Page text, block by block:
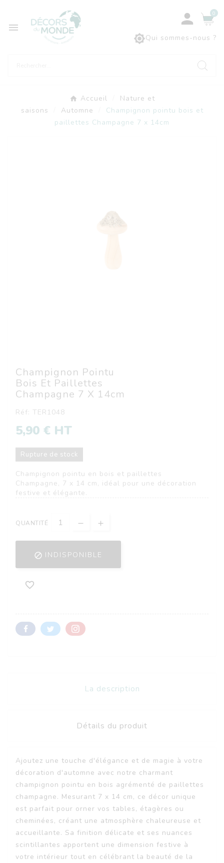

Qui sommes-nous ?
 0
Accueil
Nature et
saisons
Automne
Champignon pointu bois et
paillettes Champagne 7 x 14cm
Champignon Pointu
Bois Et Paillettes
Champagne 7 X 14cm
Réf: TER1048
5,90 € HT
Rupture de stock
Champignon pointu en bois et paillettes
Champagne, 7 x 14 cm, idéal pour une décoration
festive et élégante.
QUANTITÉ
 INDISPONIBLE

La description
Détails du produit
Ajoutez une touche d'élégance et de magie à votre
décoration d'automne avec notre charmant
champignon pointu en bois agrémenté de paillettes
champagne. Mesurant 7 x 14 cm, ce décor unique
est parfait pour orner vos tables, étagères ou
cheminées, créant une atmosphère chaleureuse et
accueillante. Sa finition délicate et ses nuances
scintillantes apportent une dimension festive à
votre intérieur tout en célébrant la beauté de la